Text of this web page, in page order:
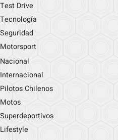
Test Drive
Tecnología
Seguridad
Motorsport
Nacional
Internacional
Pilotos Chilenos
Motos
Superdeportivos
Lifestyle